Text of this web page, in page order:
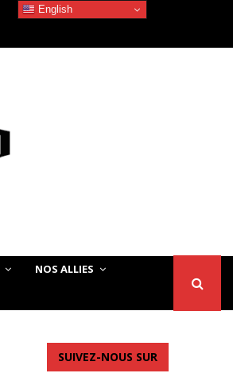
NOS ALLIES
SUIVEZ-NOUS SUR
English